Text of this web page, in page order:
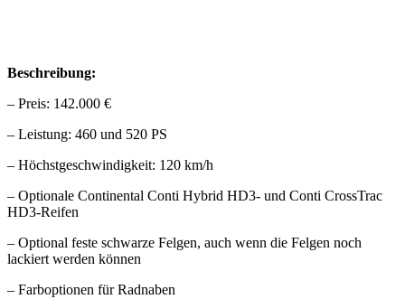
Beschreibung:
– Preis: 142.000 €
– Leistung: 460 und 520 PS
– Höchstgeschwindigkeit: 120 km/h
– Optionale Continental Conti Hybrid HD3- und Conti CrossTrac
HD3-Reifen
– Optional feste schwarze Felgen, auch wenn die Felgen noch
lackiert werden können
– Farboptionen für Radnaben